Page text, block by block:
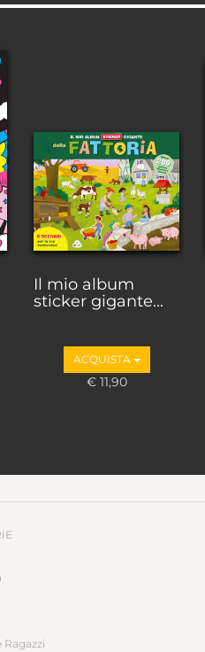
Il mio album
sticker gigante...
ACQUISTA
€ 11,90
Ragazzi